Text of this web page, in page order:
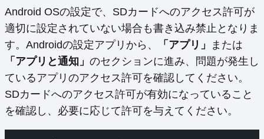
Android OSの設定で、SDカードへのアクセス許可が
適切に設定されていない場合も書き込み禁止となりま
す。Androidの設定アプリから、
「アプリ」
または
「アプリと通知」 のセクションに進み、問題が発生し
ているアプリのアクセス許可を確認してください。
SDカードへのアクセス許可が有効になっていること
を確認し、必要に応じて許可を与えてください。